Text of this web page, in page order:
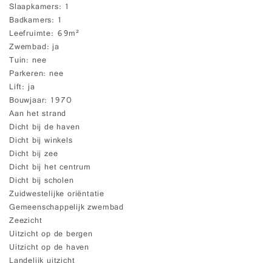
Slaapkamers 1
Badkamers 1
Leefruimte 69m²
Zwembad ja
Tuin nee
Parkeren nee
Lift ja
Bouwjaar 1970
Aan het strand
Dicht bij de haven
Dicht bij winkels
Dicht bij zee
Dicht bij het centrum
Dicht bij scholen
Zuidwestelijke oriëntatie
Gemeenschappelijk zwembad
Zeezicht
Uitzicht op de bergen
Uitzicht op de haven